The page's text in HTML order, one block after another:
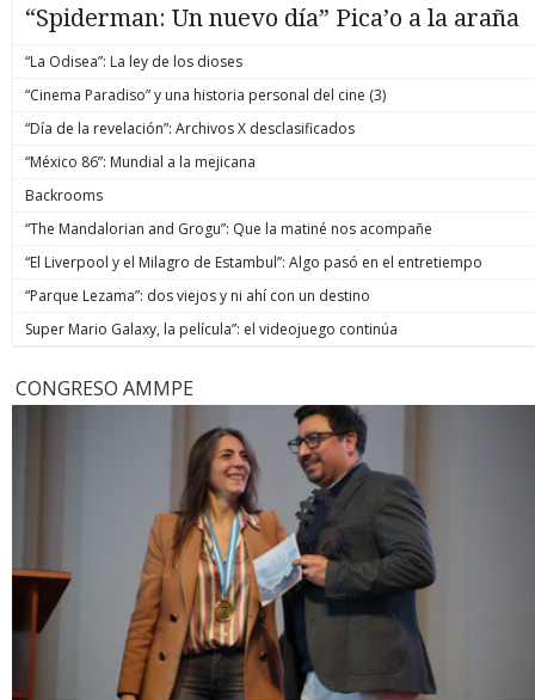
“Spiderman: Un nuevo día” Pica’o a la araña
“La Odisea”: La ley de los dioses
“Cinema Paradiso” y una historia personal del cine (3)
“Día de la revelación”: Archivos X desclasificados
“México 86”: Mundial a la mejicana
Backrooms
“The Mandalorian and Grogu”: Que la matiné nos acompañe
“El Liverpool y el Milagro de Estambul”: Algo pasó en el entretiempo
“Parque Lezama”: dos viejos y ni ahí con un destino
Super Mario Galaxy, la película”: el videojuego continúa
CONGRESO AMMPE